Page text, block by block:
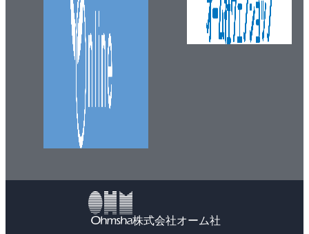
株式会社オーム社